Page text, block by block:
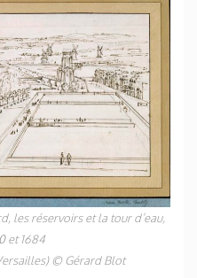
les réservoirs et la tour d’eau,
et 1684
© Gérard Blot